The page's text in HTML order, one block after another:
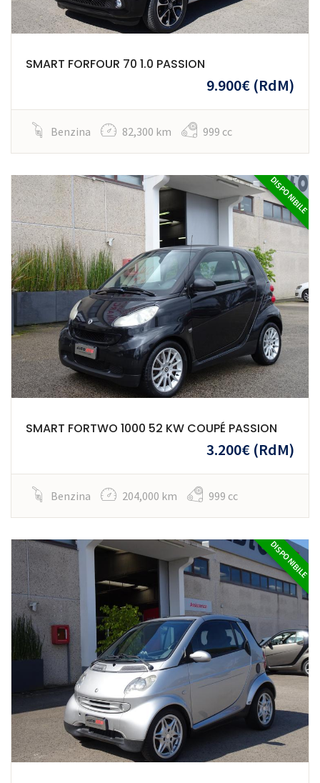
SMART FORFOUR 70 1.0 PASSION
9.900€ (RdM)
Benzina 82,300 km 999 cc
DISPONIBILE
SMART FORTWO 1000 52 KW COUPÉ PASSION
3.200€ (RdM)
Benzina 204,000 km 999 cc
DISPONIBILE